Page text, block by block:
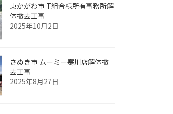
東かがわ市 T組合様所有事務所解
体撤去工事
2025年10月2日
さぬき市 ムーミー寒川店解体撤
去工事
2025年8月27日